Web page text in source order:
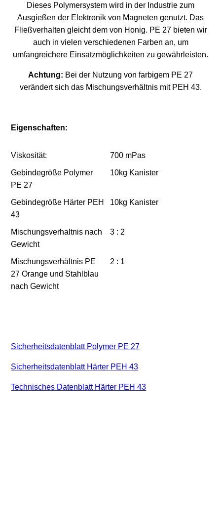
Dieses Polymersystem wird in der Industrie zum
Ausgießen der Elektronik von Magneten genutzt. Das
Fließverhalten gleicht dem von Honig. PE 27 bieten wir
auch in vielen verschiedenen Farben an, um
umfangreichere Einsatzmöglichkeiten zu gewährleisten.
Achtung: Bei der Nutzung von farbigem PE 27
verändert sich das Mischungsverhältnis mit PEH 43.
Eigenschaften:
Viskosität: 700 mPas
Gebindegröße Polymer
PE 27
10kg Kanister
Gebindegröße Härter PEH
43
10kg Kanister
Mischungsverhaltnis nach
Gewicht
3 : 2
Mischungsverhältnis PE
27 Orange und Stahlblau
nach Gewicht
2 : 1
Sicherheitsdatenblatt Polymer PE 27
Sicherheitsdatenblatt Härter PEH 43
Technisches Datenblatt Härter PEH 43